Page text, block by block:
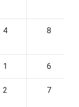
4 8
1 6
2 7